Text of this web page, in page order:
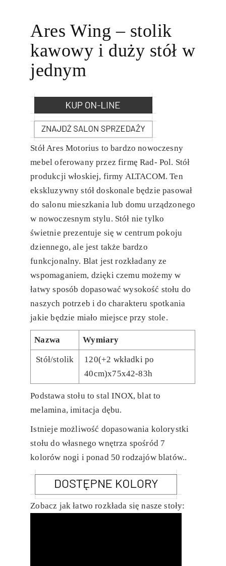
Ares Wing – stolik
kawowy i duży stół w
jednym
Stół Ares Motorius to bardzo nowoczesny
mebel oferowany przez firmę Rad- Pol. Stół
produkcji włoskiej, firmy ALTACOM. Ten
ekskluzywny stół doskonale będzie pasował
do salonu mieszkania lub domu urządzonego
w nowoczesnym stylu. Stół nie tylko
świetnie prezentuje się w centrum pokoju
dziennego, ale jest także bardzo
funkcjonalny. Blat jest rozkładany ze
wspomaganiem, dzięki czemu możemy w
łatwy sposób dopasować wysokość stołu do
naszych potrzeb i do charakteru spotkania
jakie będzie miało miejsce przy stole.
Nazwa Wymiary
Stół/stolik
120(+2 wkładki po
40cm)x75x42-83h
Podstawa stołu to stal INOX, blat to
melamina, imitacja dębu.
Istnieje możliwość dopasowania kolorystki
stołu do własnego wnętrza spośród 7
kolorów nogi i ponad 50 rodzajów blatów..
Zobacz jak łatwo rozkłada się nasze stoły: